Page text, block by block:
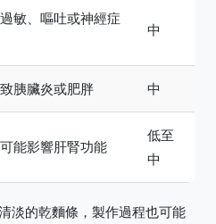
敏、嘔吐或神經症
中
胰臟炎或肥胖 中
能影響肝腎功能
低至
中
淡的乾麵條，製作過程也可能